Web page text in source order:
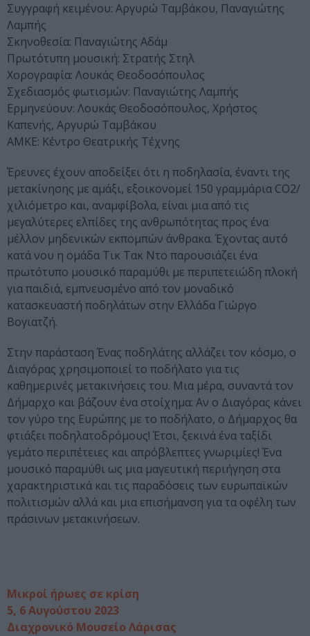
Συγγραφή κειμένου: Αργυρώ Ταμβάκου, Παναγιώτης
Λαμπής
Σκηνοθεσία: Παναγιώτης Αδάμ
Πρωτότυπη μουσική: Στρατής Στηλ
Χορογραφία: Λουκάς Θεοδοσόπουλος
Σχεδιασμός φωτισμών: Παναγιώτης Λαμπής
Ερμηνεύουν: Λουκάς Θεοδοσόπουλος, Χρήστος
Καπενής, Αργυρώ Ταμβάκου
ΑΜΚΕ: Κέντρο Θεατρικής Τέχνης
Έρευνες έχουν αποδείξει ότι η ποδηλασία, έναντι της
μετακίνησης με αμάξι, εξοικονομεί 150 γραμμάρια CO2/
χιλιόμετρο και, αναμφίβολα, είναι μια από τις
μεγαλύτερες ελπίδες της ανθρωπότητας προς ένα
μέλλον μηδενικών εκπομπών άνθρακα. Έχοντας αυτό
κατά νου η ομάδα Τικ Τακ Ντο παρουσιάζει ένα
πρωτότυπο μουσικό παραμύθι με περιπετειώδη πλοκή
για παιδιά, εμπνευσμένο από τον μοναδικό
κατασκευαστή ποδηλάτων στην Ελλάδα Γιώργο
Βογιατζή.
Στην παράσταση Ένας ποδηλάτης αλλάζει τον κόσμο, ο
Διαγόρας χρησιμοποιεί το ποδήλατο για τις
καθημερινές μετακινήσεις του. Μια μέρα, συναντά τον
Δήμαρχο και βάζουν ένα στοίχημα: Αν ο Διαγόρας κάνει
τον γύρο της Ευρώπης με το ποδήλατο, ο Δήμαρχος θα
φτιάξει ποδηλατοδρόμους! Έτσι, ξεκινά ένα ταξίδι
γεμάτο περιπέτειες και απρόβλεπτες γνωριμίες! Ένα
μουσικό παραμύθι ως μια μαγευτική περιήγηση στα
χαρακτηριστικά και τις παραδόσεις των ευρωπαϊκών
πολιτισμών αλλά και μια επισήμανση για τα οφέλη των
πράσινων μετακινήσεων.
Μικροί ήρωες σε κρίση
5, 6 Αυγούστου 2023
Διαχρονικό Μουσείο Λάρισας